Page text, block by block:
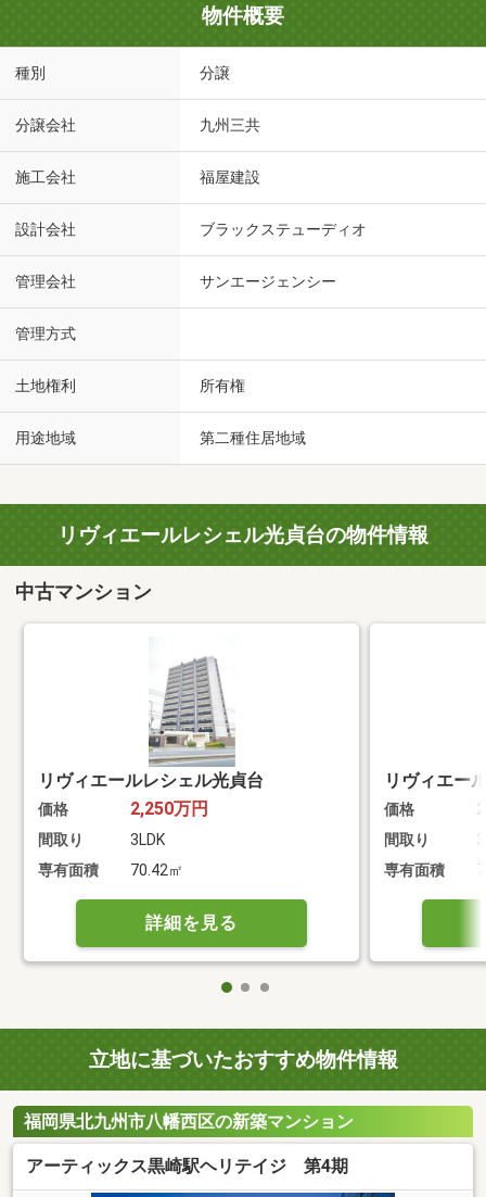
物件概要
種別 分譲
分譲会社 九州三共
施工会社 福屋建設
設計会社 ブラックステューディオ
管理会社 サンエージェンシー
管理方式
土地権利 所有権
用途地域 第二種住居地域
リヴィエールレシェル光貞台の物件情報
中古マンション
リヴィエールレシェル光貞台
価格 2,250万円
間取り
3LDK
専有面積
70.42㎡
詳細を見る
リヴィエー
価格
間取り
専有面積
立地に基づいたおすすめ物件情報
福岡県北九州市八幡西区の新築マンション
アーティックス黒崎駅ヘリテイジ 第4期